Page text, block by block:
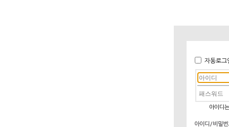
자동로그
아이디
아이디/비밀번